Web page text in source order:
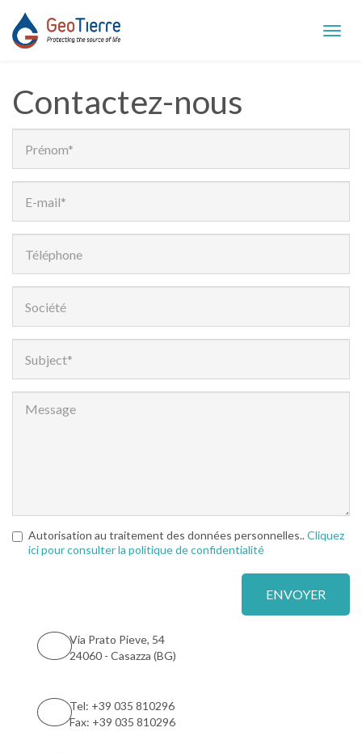
Contactez-nous
Autorisation au traitement des données personnelles..Cliquez
ici pour consulter la politique de confidentialité
Via Prato Pieve, 54
24060 - Casazza (BG)
Tel: +39 035 810296
Fax: +39 035 810296